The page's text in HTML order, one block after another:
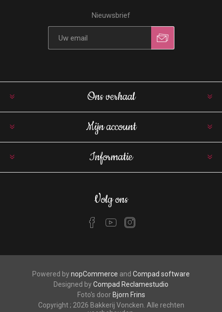
Nieuwsbrief
Ons verhaal
Mijn account
Informatie
Volg ons
Powered bynopCommerce and Compad software
Designed byCompad Reclamestudio
Foto's door Bjorn Frins
Copyright ; 2026 Bakkerij Voncken. Alle rechten